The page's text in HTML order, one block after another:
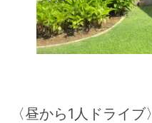
〈昼から1人ドライブ〉